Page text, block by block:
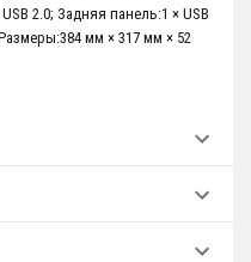
2.0; Задняя панель:1 × USB
мм × 317 мм × 52